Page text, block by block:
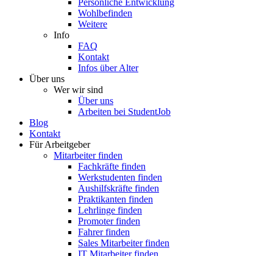
Persönliche Entwicklung
Wohlbefinden
Weitere
Info
FAQ
Kontakt
Infos über Alter
Über uns
Wer wir sind
Über uns
Arbeiten bei StudentJob
Blog
Kontakt
Für Arbeitgeber
Mitarbeiter finden
Fachkräfte finden
Werkstudenten finden
Aushilfskräfte finden
Praktikanten finden
Lehrlinge finden
Promoter finden
Fahrer finden
Sales Mitarbeiter finden
IT Mitarbeiter finden